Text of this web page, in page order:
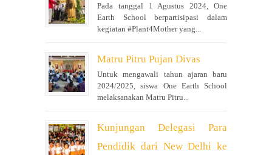
Pada tanggal 1 Agustus 2024, One
Earth School berpartisipasi dalam
kegiatan #Plant4Mother yang...
Matru Pitru Pujan Divas
Untuk mengawali tahun ajaran baru
2024/2025, siswa One Earth School
melaksanakan Matru Pitru...
Kunjungan Delegasi Para
Pendidik dari New Delhi ke